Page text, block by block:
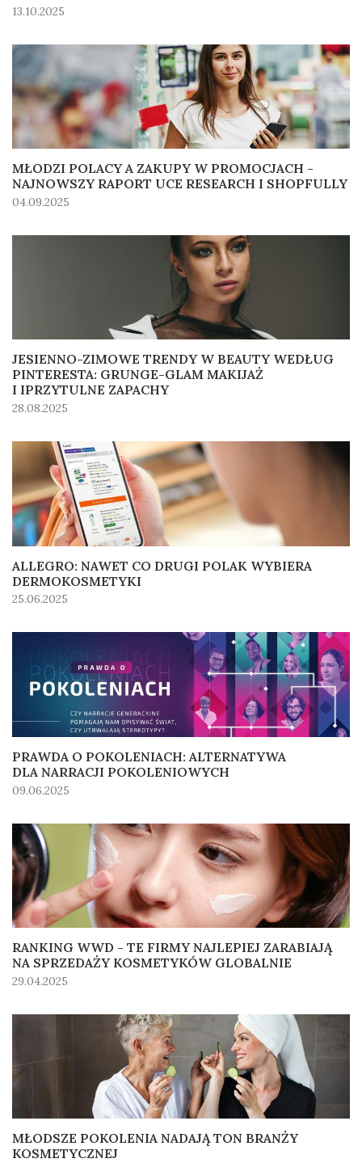
13.10.2025
MŁODZI POLACY A ZAKUPY W PROMOCJACH -
NAJNOWSZY RAPORT UCE RESEARCH I SHOPFULLY
04.09.2025
JESIENNO-ZIMOWE TRENDY W BEAUTY WEDŁUG
PINTERESTA: GRUNGE-GLAM MAKIJAŻ
I IPRZYTULNE ZAPACHY
28.08.2025
ALLEGRO: NAWET CO DRUGI POLAK WYBIERA
DERMOKOSMETYKI
25.06.2025
PRAWDA O POKOLENIACH: ALTERNATYWA
DLA NARRACJI POKOLENIOWYCH
09.06.2025
RANKING WWD - TE FIRMY NAJLEPIEJ ZARABIAJĄ
NA SPRZEDAŻY KOSMETYKÓW GLOBALNIE
29.04.2025
MŁODSZE POKOLENIA NADAJĄ TON BRANŻY
KOSMETYCZNEJ